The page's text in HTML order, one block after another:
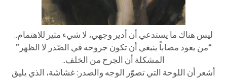
ليس هناك ما يستدعي أن أدير وجهي، لا شيء مثير للاهتمام..
“من يعود مصاباً ينبغي أن تكون جروحه في الصّدر لا الظهر”
المشكلة أن الجرح من الخلف..
أشعر أن اللوحة التي تصوّر الوجه والصدر: غشاشة، الذي يليق